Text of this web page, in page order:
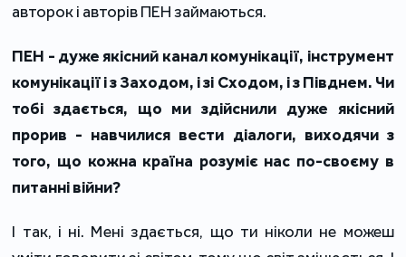
авторок і авторів ПЕН займаються.
ПЕН - дуже якісний канал комунікації, інструмент
комунікації і з Заходом, і зі Сходом, і з Півднем. Чи
тобі здається, що ми здійснили дуже якісний
прорив - навчилися вести діалоги, виходячи з
того, що кожна країна розуміє нас по-своєму в
питанні війни?
І так, і ні. Мені здається, що ти ніколи не можеш